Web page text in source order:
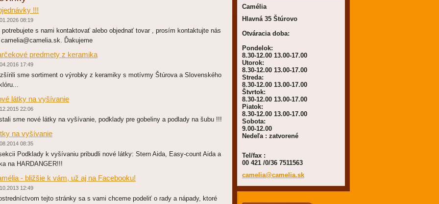
!!!
08:19
potrebujete s nami kontaktovať alebo objednať tovar , prosím kontaktujte nás
Ďakujeme
predmety z keramika
17:49
sme sortiment o výrobky z keramiky s motívmy Štúrova a Slovenského
látky na vyšívanie
22:06
sme nové látky na vyšívanie, podklady pre gobeliny a podlady na šubu !!!
na vyšívanie
08:35
Podklady k vyšívaniu pribudli nové látky: Stern Aida, Easy-count Aida a
na HARDANGER!!!
- bližšie k vám, už aj na Facebooku!
12:49
tejto stránky sa s vami chceme podeliť o rady a nápady, ktoré
Camélia
Hlavná 35 Štúrovo
Otváracia doba:
Pondelok:
8.30-12.00 13.00-17.00
Utorok:
8.30-12.00 13.00-17.00
Streda:
8.30-12.00 13.00-17.00
Štvrtok:
8.30-12.00 13.00-17.00
Piatok:
8.30-12.00 13.00-17.00
Sobota:
9.00-12.00
Nedeľa : zatvorené
Tel/fax :
00 421 /0/36 7511563
camelia@camelia.sk